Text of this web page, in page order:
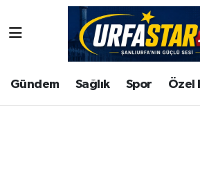
Gündem Sağlık Spor Özel
ASAYİS
ÇEVRE
Şanlıurfa Nöbetçi Eczaneler
Şanlıurfa Hava Durumu